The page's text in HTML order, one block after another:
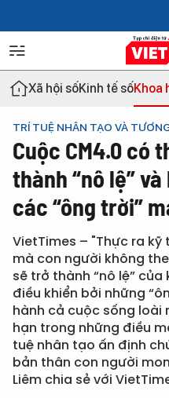
Xã hội sốKinh tế sốKhoa
TRÍ TUỆ NHÂN TẠO VÀ
Cuộc CM4.0 có
thành “nô lệ”
các “ông trời”
VietTimes – "Thực ra
mà con người không
sẽ trở thành “nô lệ”
điều khiển bởi những
hành cả cuộc sống loài
hạn trong những điều
tuệ nhân tạo ấn định
bản thân con người
Liêm chia sẻ với